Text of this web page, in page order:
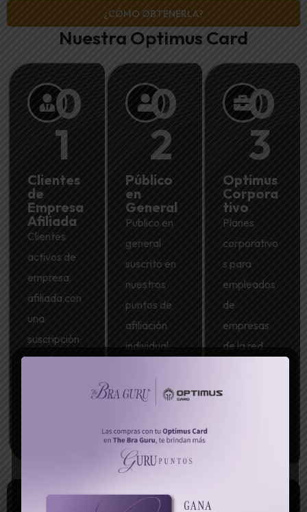
¿CÓMO OBTENERLA?
Nuestra Optimus Card
0
1
Clientes
de
Empresa
Afiliada
Clientes
activos de
empresa
afiliada con
una
suscripción
anual a
0
2
Público
en
General
Publico en
general
suscrito en
nuestros
puntos de
afiliación
individual.
0
3
Optimus
Corpora
tivo
Planes
corporativo
s para
empleados
de
empresas
de la red.